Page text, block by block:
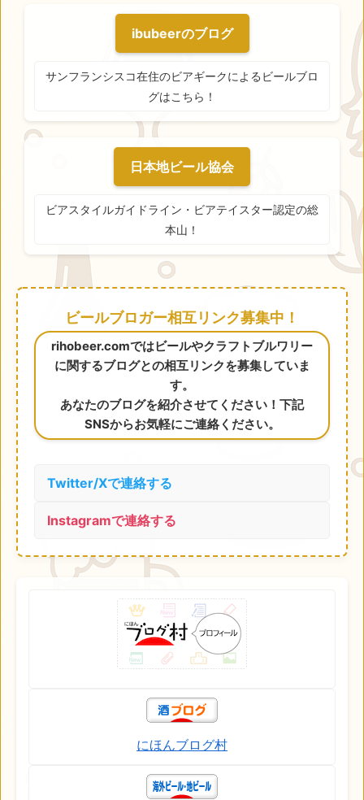
ibubeerのブログ
サンフランシスコ在住のビアギークによるビールブロ
グはこちら！
日本地ビール協会
ビアスタイルガイドライン・ビアテイスター認定の総
本山！
ビールブロガー相互リンク募集中！
rihobeer.comではビールやクラフトブルワリー
に関するブログとの相互リンクを募集していま
す。
あなたのブログを紹介させてください！下記
SNSからお気軽にご連絡ください。
Twitter/Xで連絡する
Instagramで連絡する
にほんブログ村